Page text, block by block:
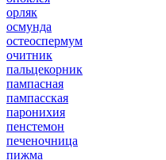
орляк
осмунда
остеоспермум
очитник
пальцекорник
пампасная
пампасская
паронихия
пенстемон
печеночница
пижма